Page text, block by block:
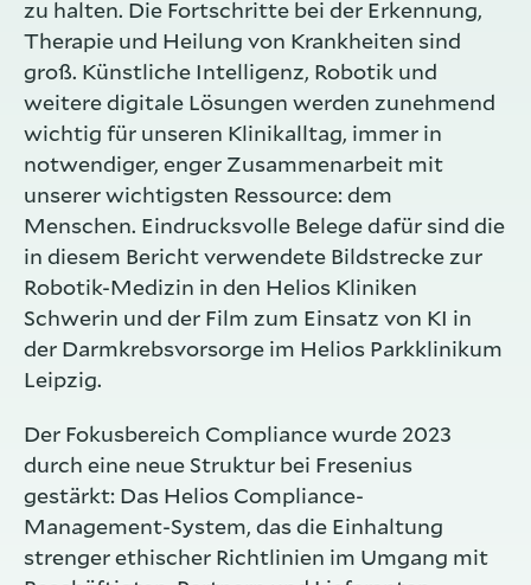
zu halten. Die Fortschritte bei der Erkennung,
Therapie und Heilung von Krankheiten sind
groß. Künstliche Intelligenz, Robotik und
weitere digitale Lösungen werden zunehmend
wichtig für unseren Klinikalltag, immer in
notwendiger, enger Zusammenarbeit mit
unserer wichtigsten Ressource: dem
Menschen. Eindrucksvolle Belege dafür sind die
in diesem Bericht verwendete Bildstrecke zur
Robotik-Medizin in den Helios Kliniken
Schwerin und der Film zum Einsatz von KI in
der Darmkrebsvorsorge im Helios Parkklinikum
Leipzig.
Der Fokusbereich Compliance wurde 2023
durch eine neue Struktur bei Fresenius
gestärkt: Das Helios Compliance-
Management-System, das die Einhaltung
strenger ethischer Richtlinien im Umgang mit